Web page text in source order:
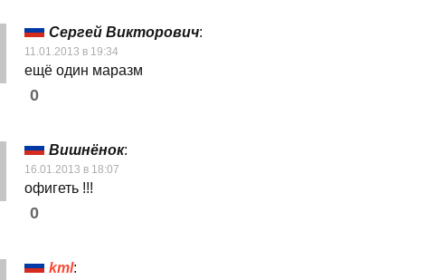
Сергей Викторович:
11.01.2013 в 19:34
ещё один маразм
0
Вишнёнок:
16.01.2013 в 18:07
офигеть !!!
0
kml: